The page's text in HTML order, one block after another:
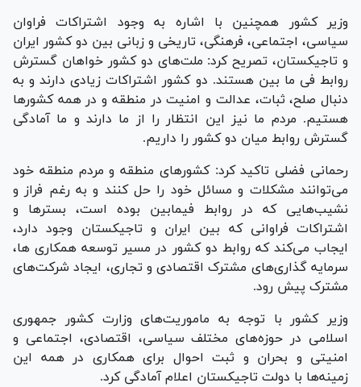
وزیر کشور همچنین با اشاره به وجود اشتراکات فراوان
سیاسی، اجتماعی، فرهنگی، تاریخی و زبانی بین دو کشور ایران
و تاجیکستان، تصریح کرد: ملت‌های دو کشور خواهان گسترش
روابط فی ما بین هستند. دو کشور اشتراکات زیادی دارند و به
دنبال صلح، ثبات، عدالت و امنیت در منطقه و در همه کشور‌ها
هستیم. مردم ما نیز این انتظار را از ما دارند و ما آمادگی
گسترش روابط میان دو کشور را داریم.
رحمانی فضلی تاکید کرد: کشور‌های منطقه و مردم منطقه خود
می‌توانند مشکلات و مسائل خود را حل کنند و به رغم فراز و
نشیب‌هایی که در روابط فیمابین بوده است، بستر‌ها و
اشتراکات فراوانی که بین ایران و تاجیکستان وجود دارد،
ایجاب می‌کند که روابط دو کشور در مسیر توسعه همکاری ها،
سرمایه گذاری‌های مشترک اقتصادی و تجاری، ایجاد شرکت‌های
مشترک پیش رود.
وزیر کشور با توجه به ماموریت‌های وزارت کشور جمهوری
اسلامی در حوزه‌های مختلف سیاسی، اقتصادی، اجتماعی و
امنیتی و بحران و ثبت احوال برای همکاری در همه این
زمینه‌ها با دولت تاجیکستان اعلام آمادگی کرد.